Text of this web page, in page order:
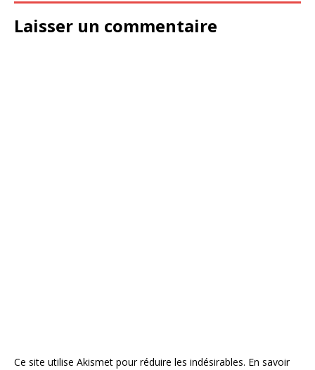
Laisser un commentaire
Ce site utilise Akismet pour réduire les indésirables. En savoir